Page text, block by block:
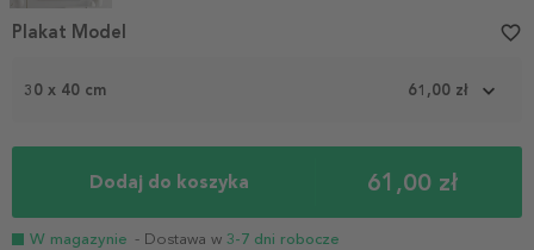
1
30 x 40 cm 61,00 zł
Dodaj do koszyka 61,00 zł
W magazynie - Dostawa w 3-7 dni robocze
Plakat Model favorite_border